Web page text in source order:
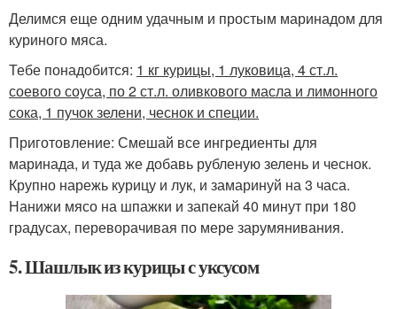
Делимся еще одним удачным и простым маринадом для
куриного мяса.
Тебе понадобится: 1 кг курицы, 1 луковица, 4 ст.л.
соевого соуса, по 2 ст.л. оливкового масла и лимонного
сока, 1 пучок зелени, чеснок и специи.
Приготовление: Смешай все ингредиенты для
маринада, и туда же добавь рубленую зелень и чеснок.
Крупно нарежь курицу и лук, и замаринуй на 3 часа.
Нанижи мясо на шпажки и запекай 40 минут при 180
градусах, переворачивая по мере зарумянивания.
5. Шашлык из курицы с уксусом